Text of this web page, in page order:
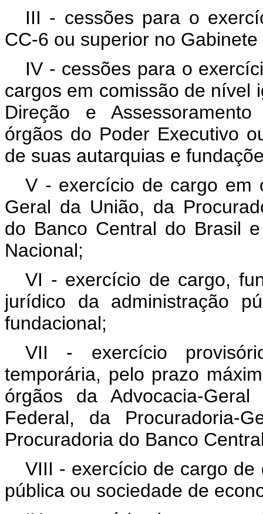
III - cessões para o
CC-6 ou superior no
IV - cessões para o
cargos em comissão de
Direção e
órgãos do Poder Executivo
de suas autarquias e
V - exercício de cargo em
Geral da União, da
do Banco Central do Brasil
Nacional;
VI - exercício de cargo,
jurídico da administração
fundacional;
VII - exercício
temporária, pelo prazo
órgãos da Advocacia-
Federal, da Procuradoria-
Procuradoria do Banco
VIII - exercício de cargo
pública ou sociedade de